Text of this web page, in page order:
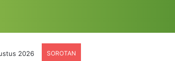
2026 SOROTAN